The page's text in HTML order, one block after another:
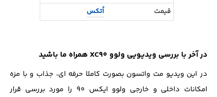
قیمت
اُتکس
در آخر با بررسی ویدیویی ولوو XC90 همراه ما باشید
در این ویدیو مت واتسون بصورت کاملا حرفه ای، جذاب و با مزه
امکانات داخلی و خارجی ولوو ایکس 90 را مورد بررسی قرار